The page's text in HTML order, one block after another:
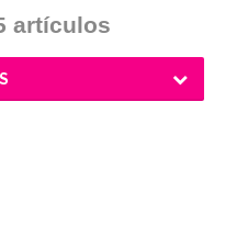
artículos